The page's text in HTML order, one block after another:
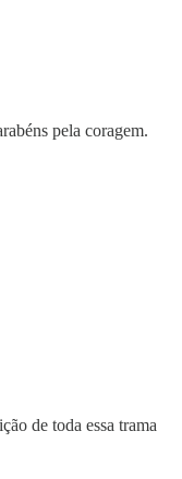
pela coragem.
de toda essa trama